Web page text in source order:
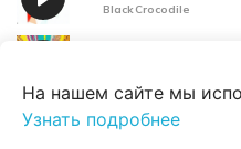
BlackCrocodile
Палммьют Фон
На нашем сайте мы
Узнать подробнее